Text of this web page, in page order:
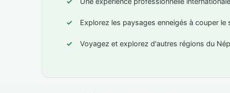
Explorez les paysages enneigés à couper
Voyagez et explorez d'autres régions du